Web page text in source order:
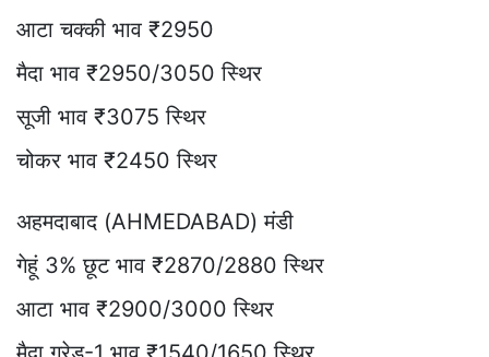
आटा चक्की भाव ₹2950
मैदा भाव ₹2950/3050 स्थिर
सूजी भाव ₹3075 स्थिर
चोकर भाव ₹2450 स्थिर
अहमदाबाद (AHMEDABAD) मंडी
गेहूं 3% छूट भाव ₹2870/2880 स्थिर
आटा भाव ₹2900/3000 स्थिर